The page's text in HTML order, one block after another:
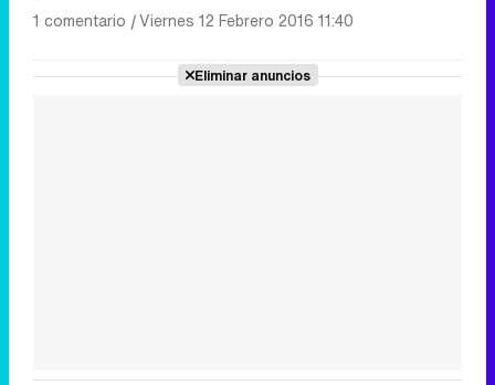
1 comentario |Viernes 12 Febrero 2016 11:40
Eliminar anuncios